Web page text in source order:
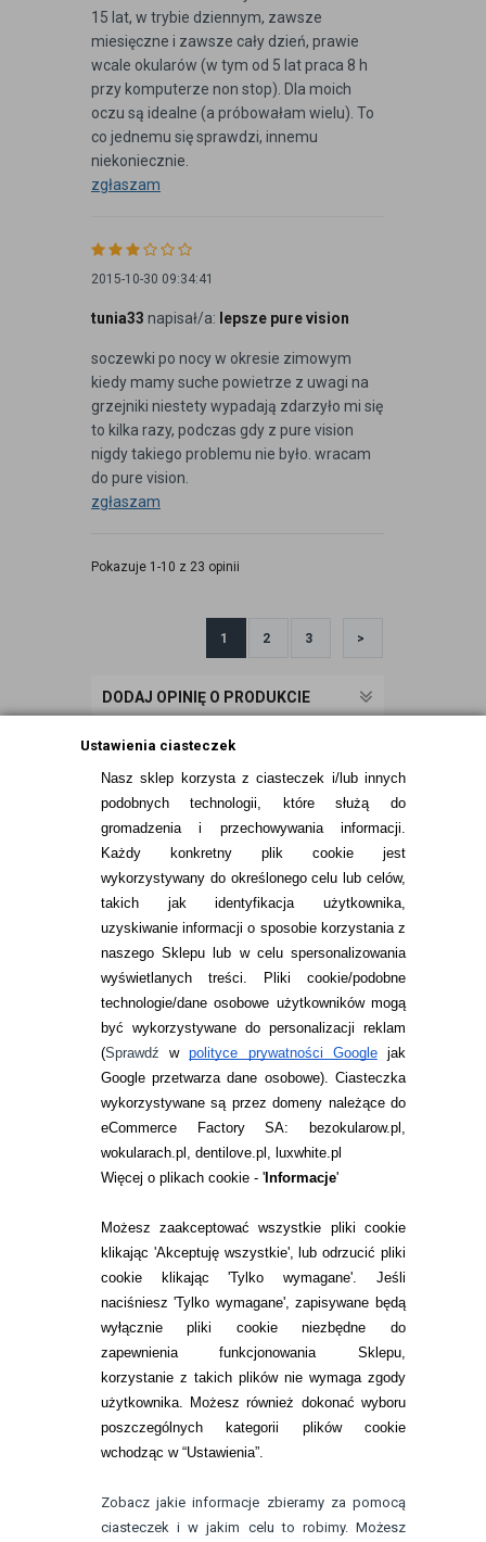
Ustawienia ciasteczek
Nasz sklep korzysta z ciasteczek i/lub innych
podobnych technologii, które służą do
gromadzenia i przechowywania informacji.
Każdy konkretny plik cookie jest
wykorzystywany do określonego celu lub celów,
takich jak identyfikacja użytkownika,
uzyskiwanie informacji o sposobie korzystania z
naszego Sklepu lub w celu spersonalizowania
wyświetlanych treści.
Pliki cookie/podobne
technologie/dane osobowe użytkowników mogą
być wykorzystywane do personalizacji reklam
(Sprawdźwpolityce prywatności Googlejak
Google przetwarza dane osobowe). Ciasteczka
wykorzystywane są przez domeny należące do
eCommerce Factory SA: bezokularow.pl,
wokularach.pl, dentilove.pl, luxwhite.pl
Więcej o plikach cookie - 'Informacje'
Możesz zaakceptować wszystkie pliki cookie
klikając 'Akceptuję wszystkie', lub odrzucić pliki
cookie klikając 'Tylko wymagane'. Jeśli
naciśniesz 'Tylko wymagane', zapisywane będą
wyłącznie pliki cookie niezbędne do
zapewnienia funkcjonowania Sklepu,
korzystanie z takich plików nie wymaga zgody
użytkownika. Możesz również dokonać wyboru
poszczególnych kategorii plików cookie
wchodząc w “Ustawienia”.
Zobacz jakie informacje zbieramy za pomocą
ciasteczek i w jakim celu to robimy. Możesz
15 lat, w trybie dziennym, zawsze
miesięczne i zawsze cały dzień, prawie
wcale okularów (w tym od 5 lat praca 8 h
przy komputerze non stop). Dla moich
oczu są idealne (a próbowałam wielu). To
co jednemu się sprawdzi, innemu
niekoniecznie.
zgłaszam
2015-10-30 09:34:41
tunia33 napisał/a: lepsze pure vision
soczewki po nocy w okresie zimowym
kiedy mamy suche powietrze z uwagi na
grzejniki niestety wypadają zdarzyło mi się
to kilka razy, podczas gdy z pure vision
nigdy takiego problemu nie było. wracam
do pure vision.
zgłaszam
Pokazuje 1-10 z 23 opinii
1 2 3 >
DODAJ OPINIĘ O PRODUKCIE
INFORMACJE KONTAKTOWE
JAK ZAMAWIAĆ?
ZWROTY I REKLAMACJA
WARUNKI ZAKUPÓW
RANKINGI SOCZEWEK
SOCZEWKI KOLOROWE
Zwrot (odstąpienie od umowy)
ZMIEŃ USTAWIENIA ZGODY NA CIASTECZKA
KONTAKT
telefon:
22 113 44 42
telefon:
732 08 08 72
kontakt@bezokularow.pl